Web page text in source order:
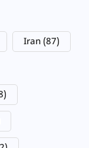
Iran (87)